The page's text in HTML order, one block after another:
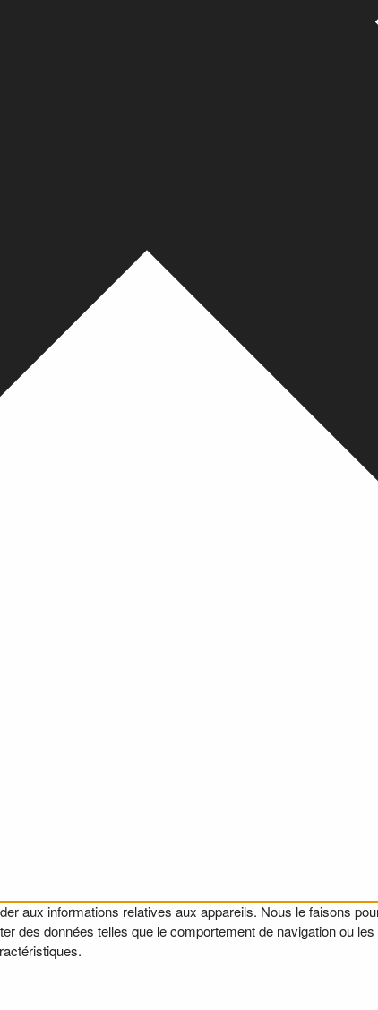
aux informations relatives aux appareils. Nous le faisons
des données telles que le comportement de navigation ou